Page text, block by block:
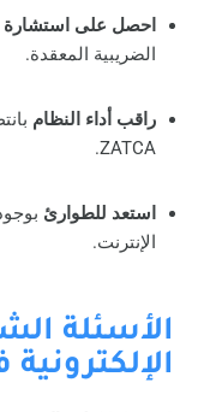
احصل على
الضريبية المعقدة.
راقب أداء النظام
ZATCA.
استعد للطوارئ
الإنترنت.
الأسئلة